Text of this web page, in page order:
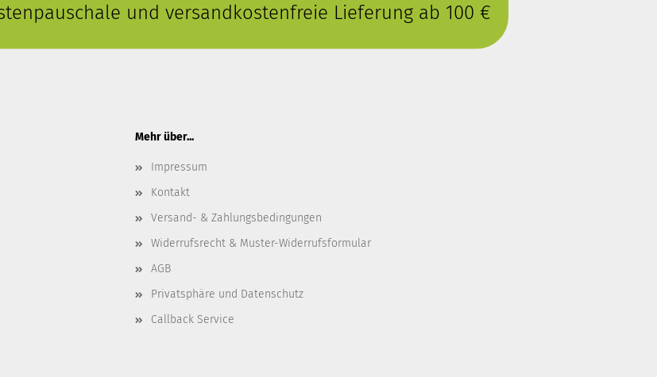
und versandkostenfreie Lieferung ab 100 €
Mehr über...
Impressum
Kontakt
Versand- & Zahlungsbedingungen
Widerrufsrecht & Muster-Widerrufsformular
AGB
Privatsphäre und Datenschutz
Callback Service